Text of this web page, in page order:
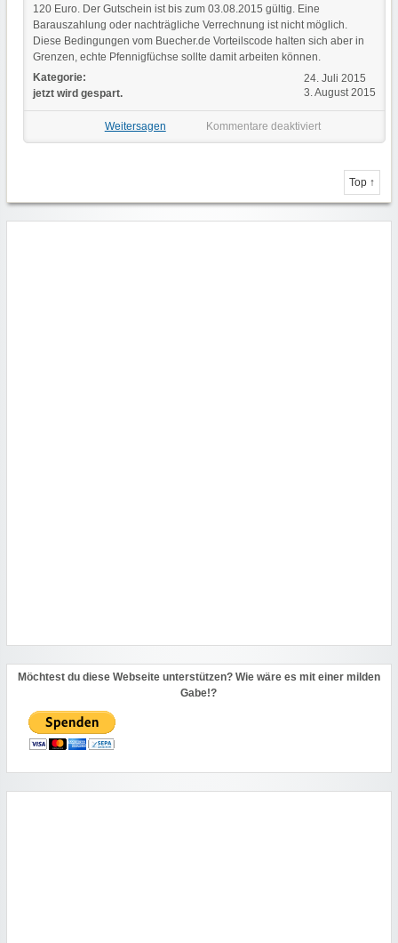
120 Euro. Der Gutschein ist bis zum 03.08.2015 gültig. Eine
Barauszahlung oder nachträgliche Verrechnung ist nicht möglich.
Diese Bedingungen vom Buecher.de Vorteilscode halten sich aber in
Grenzen, echte Pfennigfüchse sollte damit arbeiten können.
24. Juli 2015
3. August 2015
Kategorie:
jetzt wird gespart.
Weitersagen Kommentare deaktiviert
Top ↑
Möchtest du diese Webseite unterstützen? Wie wäre es mit einer milden
Gabe!?